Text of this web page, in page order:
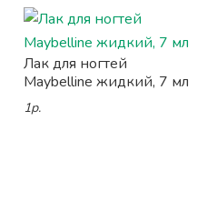
Лак для ногтей
Maybelline жидкий, 7 мл
1р.